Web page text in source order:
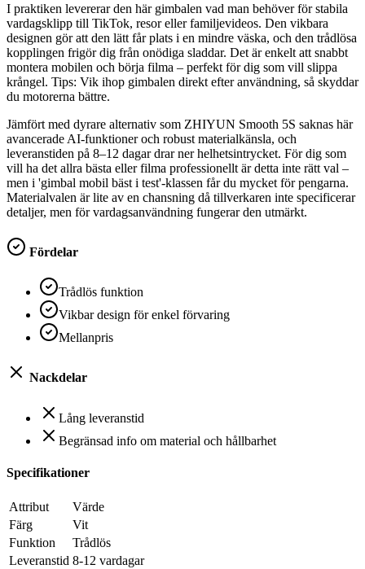
I praktiken levererar den här gimbalen vad man behöver för stabila
vardagsklipp till TikTok, resor eller familjevideos. Den vikbara
designen gör att den lätt får plats i en mindre väska, och den trådlösa
kopplingen frigör dig från onödiga sladdar. Det är enkelt att snabbt
montera mobilen och börja filma – perfekt för dig som vill slippa
krångel. Tips: Vik ihop gimbalen direkt efter användning, så skyddar
du motorerna bättre.
Jämfört med dyrare alternativ som ZHIYUN Smooth 5S saknas här
avancerade AI-funktioner och robust materialkänsla, och
leveranstiden på 8–12 dagar drar ner helhetsintrycket. För dig som
vill ha det allra bästa eller filma professionellt är detta inte rätt val –
men i 'gimbal mobil bäst i test'-klassen får du mycket för pengarna.
Materialvalen är lite av en chansning då tillverkaren inte specificerar
detaljer, men för vardagsanvändning fungerar den utmärkt.
Fördelar
Trådlös funktion
Vikbar design för enkel förvaring
Mellanpris
Nackdelar
Lång leveranstid
Begränsad info om material och hållbarhet
Specifikationer
Attribut
Värde
Färg
Vit
Funktion
Trådlös
Leveranstid 8-12 vardagar